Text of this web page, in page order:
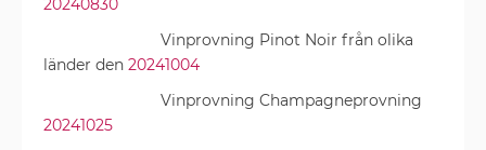
20240830
Vinprovning Pinot Noir från olika
länder den 20241004
Vinprovning Champagneprovning
20241025